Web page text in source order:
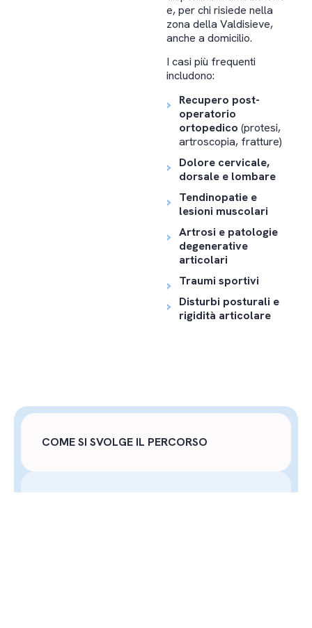
e, per chi risiede nella
zona della Valdisieve,
anche a domicilio.
I casi più frequenti
includono:
Recupero post-
operatorio
ortopedico (protesi,
artroscopia, fratture)
Dolore cervicale,
dorsale e lombare
Tendinopatie e
lesioni muscolari
Artrosi e patologie
degenerative
articolari
Traumi sportivi
Disturbi posturali e
rigidità articolare
COME SI SVOLGE IL PERCORSO